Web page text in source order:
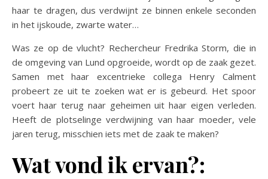
haar te dragen, dus verdwijnt ze binnen enkele seconden
in het ijskoude, zwarte water…
Was ze op de vlucht? Rechercheur Fredrika Storm, die in
de omgeving van Lund opgroeide, wordt op de zaak gezet.
Samen met haar excentrieke collega Henry Calment
probeert ze uit te zoeken wat er is gebeurd. Het spoor
voert haar terug naar geheimen uit haar eigen verleden.
Heeft de plotselinge verdwijning van haar moeder, vele
jaren terug, misschien iets met de zaak te maken?
Wat vond ik ervan?: